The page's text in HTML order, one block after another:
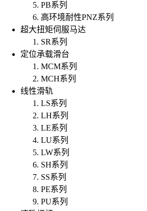
PB系列
高环境耐性PNZ系列
超大扭矩伺服马达
SR系列
定位承载滑台
MCM系列
MCH系列
线性滑轨
LS系列
LH系列
LE系列
LU系列
LW系列
SH系列
SS系列
PE系列
PU系列